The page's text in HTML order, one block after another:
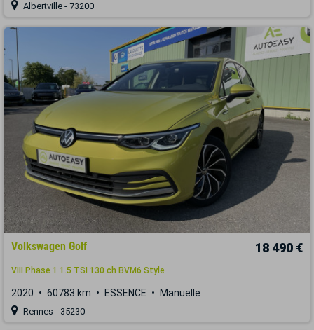
Albertville - 73200
Volkswagen Golf 18 490 €
VIII Phase 1 1.5 TSI 130 ch BVM6 Style
2020 60783 km ESSENCE Manuelle
Rennes - 35230